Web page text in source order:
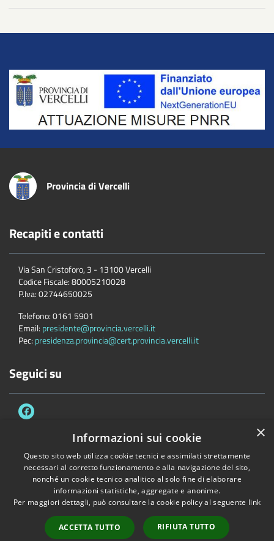
Title
Provincia di Vercelli
Recapiti e contatti
Via San Cristoforo, 3 - 13100 Vercelli
Codice Fiscale:80005210028
P.Iva:02744650025
Telefono:0161 5901
Email: presidente@provincia.vercelli.it
Pec: presidenza.provincia@cert.provincia.vercelli.it
Seguici su
Accessibilità Privacy Cookie
Mappa del sito
Dichiarazione di accessibilità e meccanismo di feedback
Link Utili
Copyright © 2026 • Provincia di Vercelli • Powered byMunicipium•
Accesso redazione
×
Informazioni sui cookie
Questo sito web utilizza cookie tecnici e assimilati strettamente
necessari al corretto funzionamento e alla navigazione del sito,
nonché un cookie tecnico analitico al solo fine di elaborare
informazioni statistiche, aggregate e anonime.
Per maggiori dettagli, può consultare la cookie policy al seguente link
ACCETTA TUTTO RIFIUTA TUTTO